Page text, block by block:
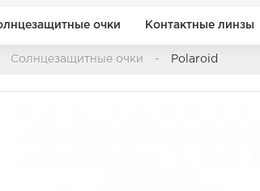
очки Контактные линзы
Назначение Бренды
Солнцезащитные очки Polaroid